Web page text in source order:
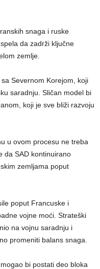
snaga i ruske
da zadrži ključne
zemlje.
Severnom Korejom, koji
saradnju. Sličan model bi
koji je sve bliži razvoju
u ovom procesu ne treba
da SAD kontinuirano
zemljama poput
poput Francuske i
vojne moći. Strateški
na vojnu saradnju i
promeniti balans snaga.
bi postati deo bloka